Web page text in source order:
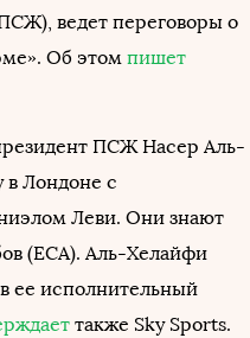
ведет переговоры о
Об этом пишет
ПСЖ Насер Аль-
в Лондоне с
Леви. Они знают
(ECA). Аль-Хелайфи
в ее исполнительный
также Sky Sports.